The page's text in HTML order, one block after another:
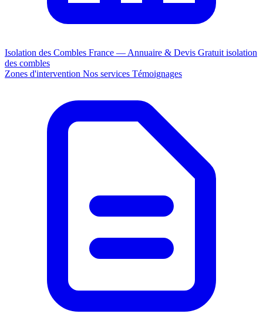
Isolation des Combles France — Annuaire & Devis Gratuit isolation
des combles
Zones d'intervention Nos services Témoignages